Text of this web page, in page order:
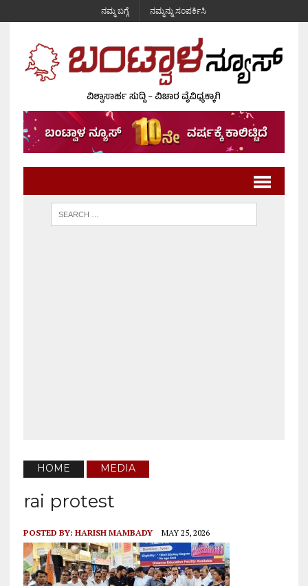
ನಮ್ಮ ಬಗ್ಗೆ ನಮ್ಮನ್ನು ಸಂಪರ್ಕಿಸಿ
HOME MEDIA
rai protest
POSTED BY: HARISH MAMBADY MAY 25, 2026